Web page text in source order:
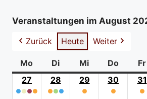
a
o
t
Veranstaltungen im August
Zurück
Heute Weiter
Mo Montag
DiDienstag
Mi Mittwoch
Do Fr
27
Juli
●●●●
28
Juli
●●●
29
●
30
●
31
●